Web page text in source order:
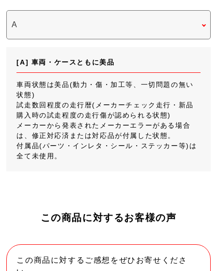
[A] 車両・ケースともに美品
車両状態は美品(動力・傷・加工等、一切問題の無い
状態)
試走数回程度の走行暦(メーカーチェック走行・新品
購入時の試走程度の走行傷が認められる状態)
メーカーから発表されたメーカーエラーがある場合
は、修正対応済または対応品が付属した状態。
付属品(パーツ・インレタ・シール・ステッカー等)は
全て未使用。
この商品に対するお客様の声
この商品に対するご感想をぜひお寄せくださ